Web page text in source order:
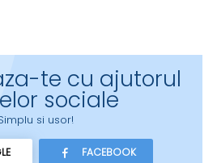
te cu ajutorul
sociale
si usor!
FACEBOOK